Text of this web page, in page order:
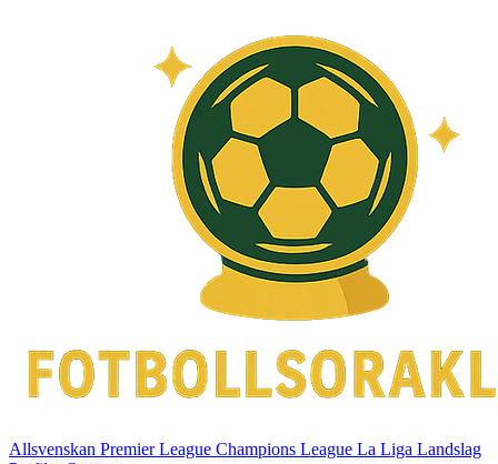
Allsvenskan Premier League Champions League La Liga Landslag